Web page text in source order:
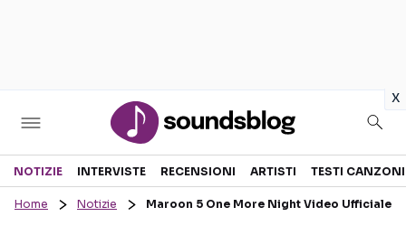
x
Sezioni
NOTIZIE INTERVISTE RECENSIONI ARTISTI TESTI CANZONI
Home Notizie Maroon 5 One More Night Video Ufficiale